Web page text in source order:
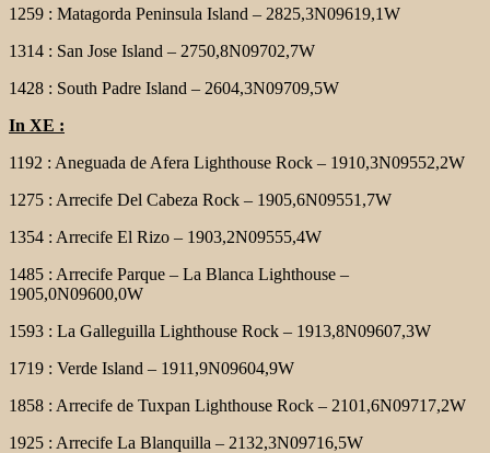
1259 : Matagorda Peninsula Island – 2825,3N09619,1W
1314 : San Jose Island – 2750,8N09702,7W
1428 : South Padre Island – 2604,3N09709,5W
In XE :
1192 : Aneguada de Afera Lighthouse Rock – 1910,3N09552,2W
1275 : Arrecife Del Cabeza Rock – 1905,6N09551,7W
1354 : Arrecife El Rizo – 1903,2N09555,4W
1485 : Arrecife Parque – La Blanca Lighthouse –
1905,0N09600,0W
1593 : La Galleguilla Lighthouse Rock – 1913,8N09607,3W
1719 : Verde Island – 1911,9N09604,9W
1858 : Arrecife de Tuxpan Lighthouse Rock – 2101,6N09717,2W
1925 : Arrecife La Blanquilla – 2132,3N09716,5W